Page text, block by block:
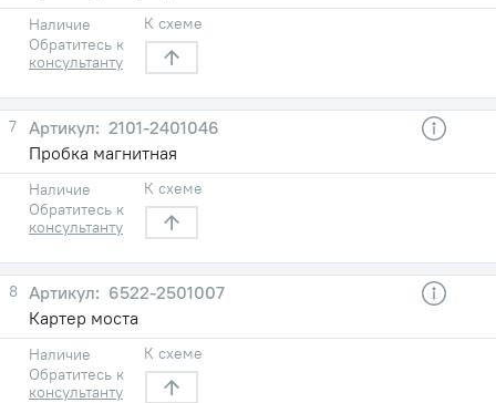
Наличие
Обратитесь к
консультанту
К схеме
7
2101-2401046
Пробка магнитная
Наличие
Обратитесь к
консультанту
К схеме
8
6522-2501007
Картер моста
Наличие
Обратитесь к
консультанту
К схеме